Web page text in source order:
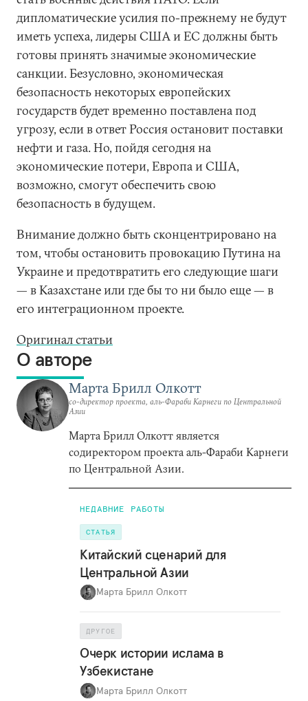
дипломатические усилия по-прежнему не будут
иметь успеха, лидеры США и ЕС должны быть
готовы принять значимые экономические
санкции. Безусловно, экономическая
безопасность некоторых европейских
государств будет временно поставлена под
угрозу, если в ответ Россия остановит поставки
нефти и газа. Но, пойдя сегодня на
экономические потери, Европа и США,
возможно, смогут обеспечить свою
безопасность в будущем.
Внимание должно быть сконцентрировано на
том, чтобы остановить провокацию Путина на
Украине и предотвратить его следующие шаги
— в Казахстане или где бы то ни было еще — в
его интеграционном проекте.
Оригинал статьи
О авторе
Марта Брилл Олкотт
со-директор проекта, аль-Фараби Карнеги по Центральной
Азии
Марта Брилл Олкотт является
содиректором проекта аль-Фараби Карнеги
по Центральной Азии.
НЕДАВНИЕ РАБОТЫ
СТАТЬЯ
Китайский сценарий для
Центральной Азии
Марта Брилл Олкотт
ДРУГОЕ
Очерк истории ислама в
Узбекистане
Марта Брилл Олкотт